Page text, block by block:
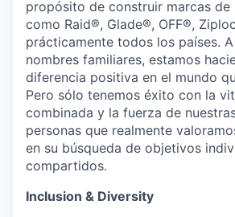
propósito de construir marcas de
como Raid®, Glade®, OFF®,
prácticamente todos los países.
nombres familiares, estamos
diferencia positiva en el mundo
Pero sólo tenemos éxito con la
combinada y la fuerza de
personas que realmente
en su búsqueda de objetivos
compartidos.
Inclusion & Diversity